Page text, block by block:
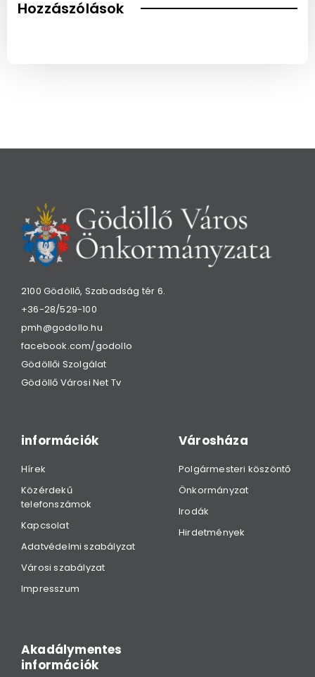
Hozzászólások
2100 Gödöllő, Szabadság tér 6.
+36-28/529-100
pmh@godollo.hu
facebook.com/godollo
Gödöllői Szolgálat
Gödöllő Városi Net Tv
információk
Hírek
Közérdekű
telefonszámok
Kapcsolat
Adatvédelmi szabályzat
Városi szabályzat
Impresszum
Városháza
Polgármesteri köszöntő
Önkormányzat
Irodák
Hirdetmények
Akadálymentes
információk